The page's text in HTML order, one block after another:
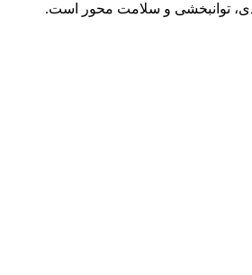
توانبخشی و سلامت محور است.